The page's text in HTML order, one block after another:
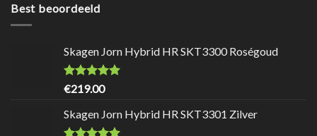
Best beoordeeld
Skagen Jorn Hybrid HR SKT3300 Roségoud
Waardering
€219.00
Skagen Jorn Hybrid HR SKT3301 Zilver